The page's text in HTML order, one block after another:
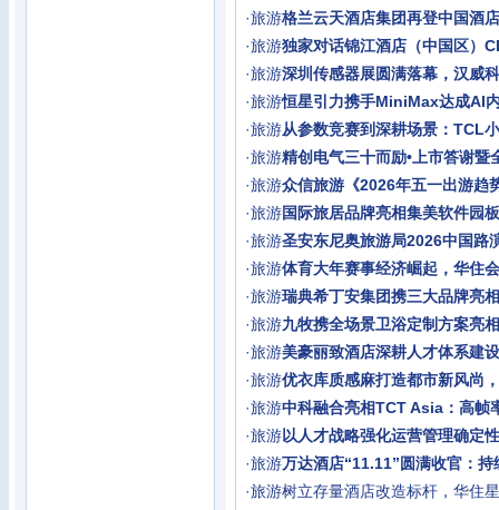
·旅游格兰云天酒店集团再登中国酒
·旅游独家对话锦江酒店（中国区）
·旅游深圳传感器展圆满落幕，汉威
·旅游恒星引力携手MiniMax达成AI
·旅游从参数竞赛到深耕场景：TCL
·旅游精创电气三十而励•上市答谢暨
·旅游众信旅游《2026年五一出游趋
·旅游国际旅居品牌亮相集美软件园
·旅游圣安东尼奥旅游局2026中国路
·旅游体育大年赛事经济崛起，华住
·旅游瑞典希丁安集团携三大品牌亮
·旅游九牧携全场景卫浴定制方案亮
·旅游美豪丽致酒店深耕人才体系建
·旅游优衣库质感麻打造都市新风尚
·旅游中科融合亮相TCT Asia：高帧
·旅游以人才战略强化运营管理确定
·旅游万达酒店“11.11”圆满收官：持
·旅游树立存量酒店改造标杆，华住